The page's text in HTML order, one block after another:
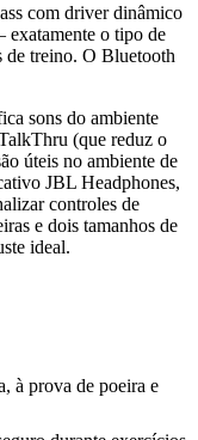
com driver dinâmico
o tipo de
de treino. O Bluetooth
sons do ambiente
(que reduz o
úteis no ambiente de
JBL Headphones,
controles de
e dois tamanhos de
ideal.
à prova de poeira e